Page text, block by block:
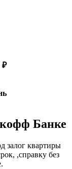
₽
Банке
залог квартиры
,справку без